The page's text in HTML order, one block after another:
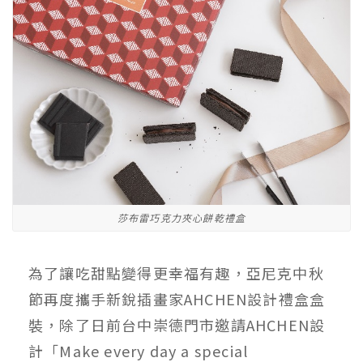
莎布雷巧克力夾心餅乾禮盒
為了讓吃甜點變得更幸福有趣，亞尼克中秋
節再度攜手新銳插畫家AHCHEN設計禮盒盒
裝，除了日前台中崇德門市邀請AHCHEN設
計「Make every day a special